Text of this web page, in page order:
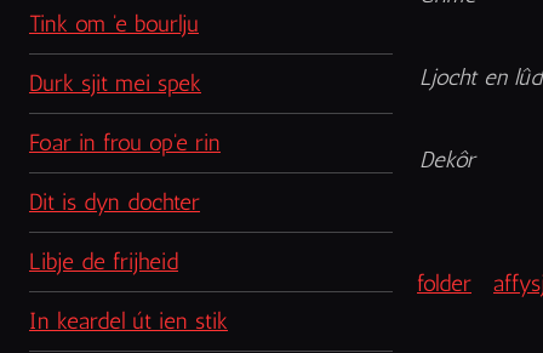
Tink om 'e bourlju
Durk sjit mei spek
Foar in frou op'e rin
Dit is dyn dochter
Libje de frijheid
In keardel út ien stik
Ljocht en lûd
Dekôr
folder